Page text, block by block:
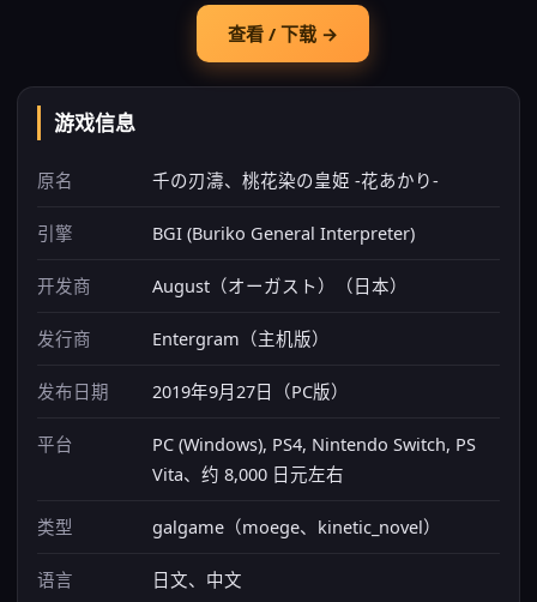
查看 / 下载 →
游戏信息
原名 千の刃濤、桃花染の皇姫 -花あかり-
引擎 BGI (Buriko General Interpreter)
开发商 August（オーガスト）（日本）
发行商 Entergram（主机版）
发布日期 2019年9月27日（PC版）
平台
PC (Windows), PS4, Nintendo Switch, PS
Vita、约 8,000 日元左右
类型 galgame（moege、kinetic_novel）
语言 日文、中文